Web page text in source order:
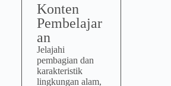
Konten
Pembelajar
an
Jelajahi
pembagian dan
karakteristik
lingkungan alam,